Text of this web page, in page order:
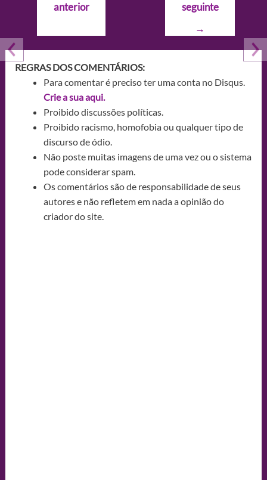
Postanterior
seguinte
→
REGRAS DOS COMENTÁRIOS:
Para comentar é preciso ter uma conta no Disqus.
Crie a sua aqui.
Proibido discussões políticas.
Proibido racismo, homofobia ou qualquer tipo de
discurso de ódio.
Não poste muitas imagens de uma vez ou o sistema
pode considerar spam.
Os comentários são de responsabilidade de seus
autores e não refletem em nada a opinião do
criador do site.